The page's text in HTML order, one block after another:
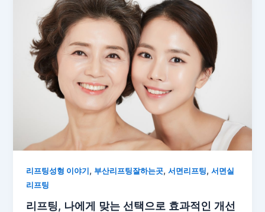
리프팅성형 이야기 , 부산리프팅잘하는곳,서면리프팅,서면실
리프팅
리프팅, 나에게 맞는 선택으로 효과적인 개선